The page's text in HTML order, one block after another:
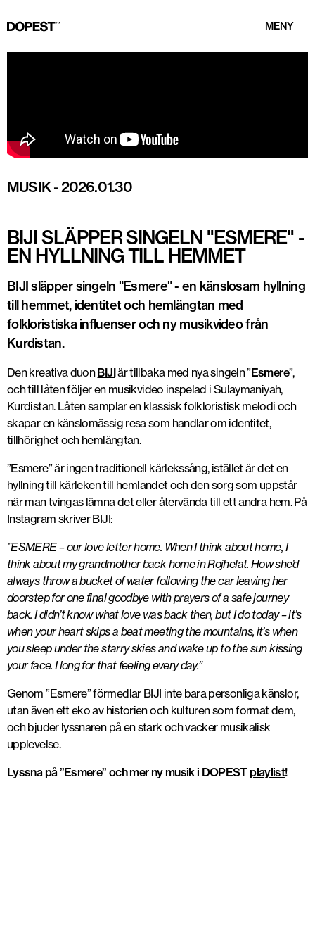
MENY
MUSIK-2026.01.30
BIJI SLÄPPER SINGELN "ESMERE" -
EN HYLLNING TILL HEMMET
BIJI släpper singeln "Esmere" - en känslosam hyllning
till hemmet, identitet och hemlängtan med
folkloristiska influenser och ny musikvideo från
Kurdistan.
Den kreativa duonBIJIär tillbaka med nya singeln ”Esmere”,
och till låten följer en musikvideo inspelad i Sulaymaniyah,
Kurdistan. Låten samplar en klassisk folkloristisk melodi och
skapar en känslomässig resa som handlar om identitet,
tillhörighet och hemlängtan.
”Esmere” är ingen traditionell kärlekssång, istället är det en
hyllning till kärleken till hemlandet och den sorg som uppstår
när man tvingas lämna det eller återvända till ett andra hem. På
Instagram skriver BIJI:
”ESMERE – our love letter home. When I think about home, I
think about my grandmother back home in Rojhelat. How she’d
always throw a bucket of water following the car leaving her
doorstep for one final goodbye with prayers of a safe journey
back. I didn’t know what love was back then, but I do today – it’s
when your heart skips a beat meeting the mountains, it’s when
you sleep under the starry skies and wake up to the sun kissing
your face. I long for that feeling every day.”
Genom ”Esmere” förmedlar BIJI inte bara personliga känslor,
utan även ett eko av historien och kulturen som format dem,
och bjuder lyssnaren på en stark och vacker musikalisk
upplevelse.
Lyssna på ”Esmere” och mer ny musik i DOPEST playlist!